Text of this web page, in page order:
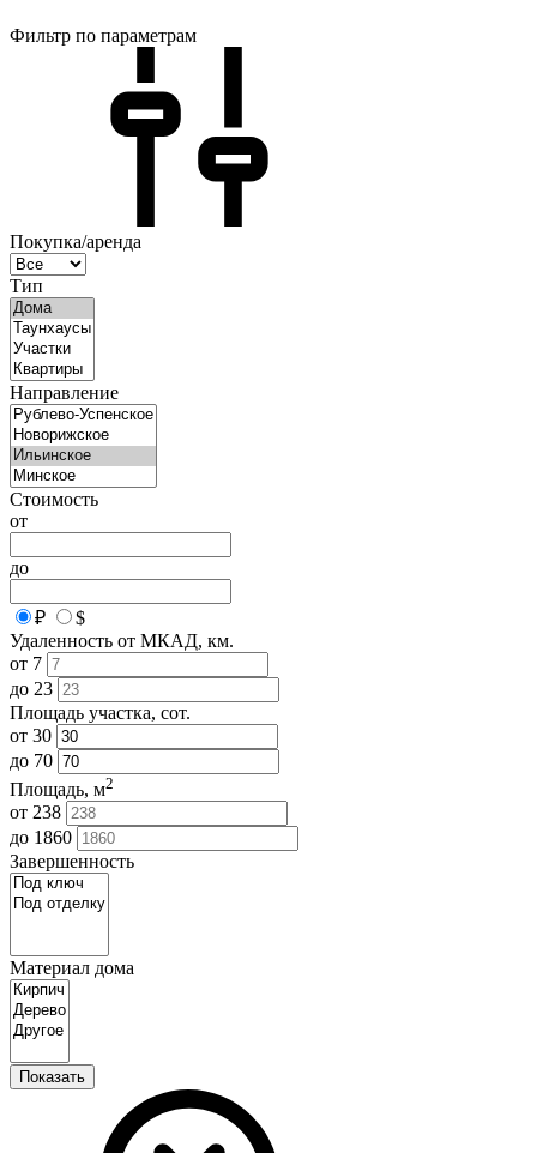
Фильтр по параметрам
Покупка/аренда
Тип
Направление
Стоимость
от
до
₽
$
Удаленность от МКАД, км.
от 7
до 23
Площадь участка, сот.
от 30
до 70
Площадь, м2
от 238
до 1860
Завершенность
Материал дома
Показать